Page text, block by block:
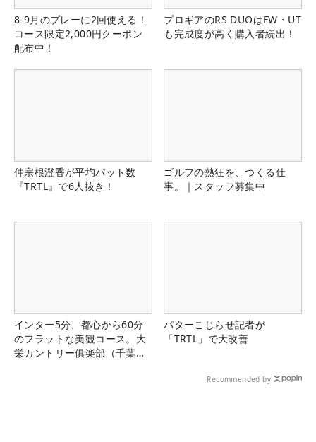
8-9月のプレーに2回使える！
コース限定2,000円クーポン
配布中！
プロギアのRS DUOはFW・UT
も完成度が高く購入者続出！
仲宗根澄香が平均パット数
『TRTL』で6人抜き！
ゴルフの熱狂を、つくる仕
事。｜スタッフ募集中
インター5分、都心から60分
のフラットな美観コース。大
栄カントリー俱楽部（千葉
パターこじらせ記者が
「TRTL」で大改善
Recommended by